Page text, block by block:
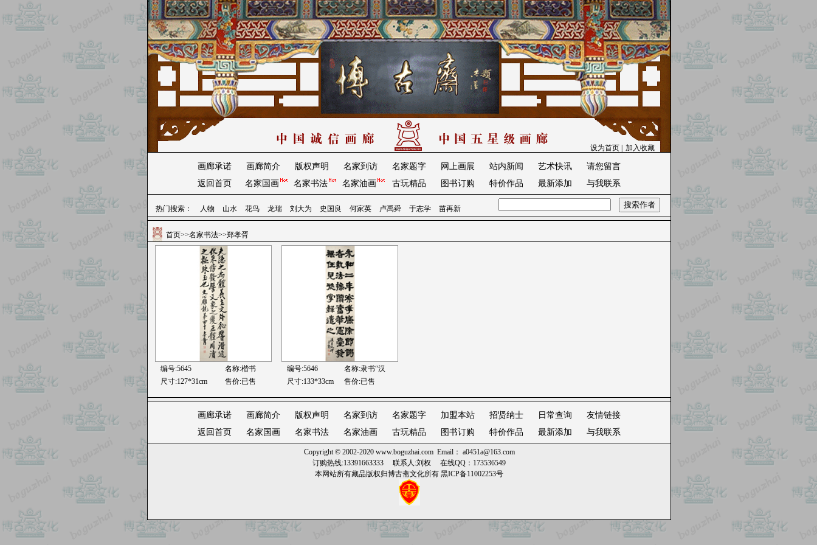
设为首页 加入收藏
画廊承诺 画廊简介 版权声明 名家到访 名家题字 网上画展 站内新闻 艺术快讯
请您留言
返回首页
名家国画 名家书法 名家油画 古玩精品 图书订购 特价作品 最新添加 与我联系
热门搜索： 人物 山水 花鸟 龙瑞 刘大为 史国良 何家英 卢禹舜 于志学 苗再新
首页>>名家书法>>郑孝胥
编号:5645
名称:楷书
尺寸:127*31cm
售价:已售
编号:5646
名称:隶书“汉
尺寸:133*33cm
售价:已售
画廊承诺 画廊简介 版权声明 名家到访 名家题字 加盟本站 招贤纳士 日常查询
友情链接
返回首页
名家国画 名家书法 名家油画 古玩精品 图书订购 特价作品 最新添加 与我联系
Copyright © 2002-2020 www.boguzhai.comEmail： a0451a@163.com
订购热线:13391663333 联系人:刘权 在线QQ：173536549
本网站所有藏品版权归博古斋文化所有 黑ICP备11002253号